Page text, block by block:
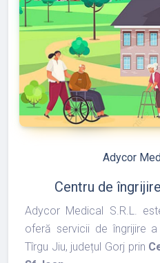
refresh
Adycor
Centru de
Adycor Medical S.R.L.
oferă servicii de îngrijire
Tîrgu Jiu, județul Gorj prin